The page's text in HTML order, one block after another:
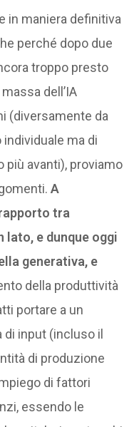
in maniera definitiva
perché dopo due
troppo presto
dell’IA
(diversamente da
ma di
più avanti), proviamo
A
tra
e dunque oggi
generativa, e
della produttività
portare a un
di input (incluso il
di produzione
di fattori
essendo le